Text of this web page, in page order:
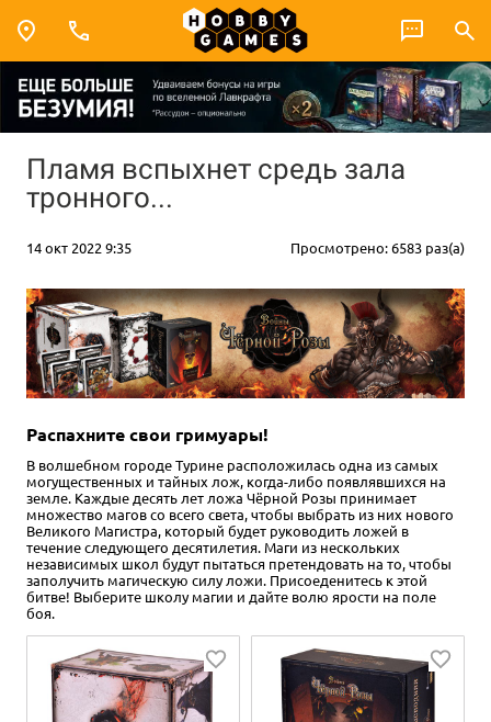
Пламя вспыхнет средь зала
тронного...
14 окт 2022 9:35 Просмотрено: 6583 раз(а)
Распахните свои гримуары!
В волшебном городе Турине расположилась одна из самых
могущественных и тайных лож, когда-либо появлявшихся на
земле. Каждые десять лет ложа Чёрной Розы принимает
множество магов со всего света, чтобы выбрать из них нового
Великого Магистра, который будет руководить ложей в
течение следующего десятилетия. Маги из нескольких
независимых школ будут пытаться претендовать на то, чтобы
заполучить магическую силу ложи. Присоеденитесь к этой
битве! Выберите школу магии и дайте волю ярости на поле
боя.